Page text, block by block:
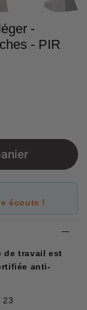
-
- PIR
écoute !
de travail est
anti-
23